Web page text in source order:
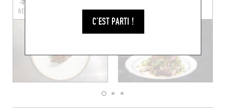
C'EST PARTI !
RÉSERVER UNE TABLE